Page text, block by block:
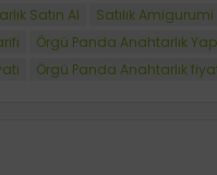
Satın Al
Satılık
Örgü Panda Anahtarlık
Örgü Panda Anahtarlık